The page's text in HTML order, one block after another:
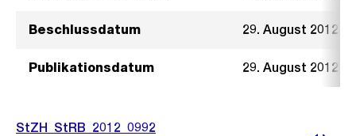
Beschlussdatum 29. August 2012
Publikationsdatum 29. August 2012
StZH_StRB_2012_0992